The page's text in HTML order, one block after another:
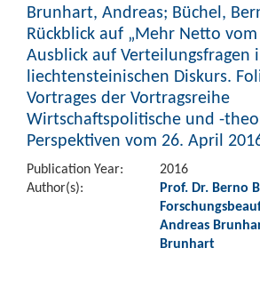
Brunhart, Andreas; Büchel,
Rückblick auf „Mehr Netto
Ausblick auf Verteilungsfragen
liechtensteinischen Diskurs.
Vortrages der Vortragsreihe
Wirtschaftspolitische und -
Perspektiven vom 26. April
Publication Year:
2016
Author(s):
Prof. Dr. Berno
Andreas
Brunhart